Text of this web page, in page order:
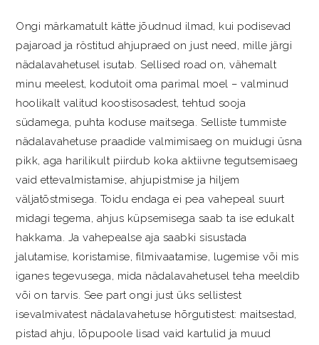
Ongi märkamatult kätte jõudnud ilmad, kui podisevad
pajaroad ja röstitud ahjupraed on just need, mille järgi
nädalavahetusel isutab. Sellised road on, vähemalt
minu meelest, kodutoit oma parimal moel – valminud
hoolikalt valitud koostisosadest, tehtud sooja
südamega, puhta koduse maitsega. Selliste tummiste
nädalavahetuse praadide valmimisaeg on muidugi üsna
pikk, aga harilikult piirdub koka aktiivne tegutsemisaeg
vaid ettevalmistamise, ahjupistmise ja hiljem
väljatõstmisega. Toidu endaga ei pea vahepeal suurt
midagi tegema, ahjus küpsemisega saab ta ise edukalt
hakkama. Ja vahepealse aja saabki sisustada
jalutamise, koristamise, filmivaatamise, lugemise või mis
iganes tegevusega, mida nädalavahetusel teha meeldib
või on tarvis. See part ongi just üks sellistest
isevalmivatest nädalavahetuse hõrgutistest: maitsestad,
pistad ahju, lõpupoole lisad vaid kartulid ja muud